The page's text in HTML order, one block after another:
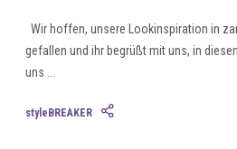
Wir hoffen, unsere Lookinspiration in
gefallen und ihr begrüßt mit uns, in
uns ...
styleBREAKER